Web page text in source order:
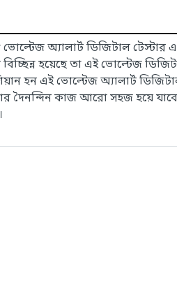
অ্যালার্ট ডিজিটাল টেস্টার
হয়েছে তা এই ভোল্টেজ
হন এই ভোল্টেজ অ্যালার্ট
কাজ আরো সহজ হয়ে যাবে।